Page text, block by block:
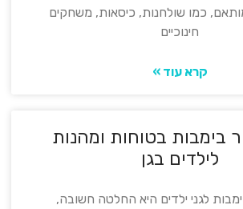
כמו שולחנות, כיסאות, משחקים
חינוכיים
קרא עוד »
בימבות בטוחות ומהנות
לילדים בגן
לגני ילדים היא החלטה חשובה,